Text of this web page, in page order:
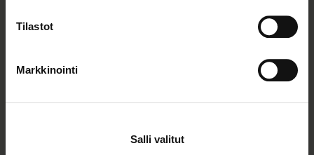
Tilastot
Markkinointi
Salli valitut